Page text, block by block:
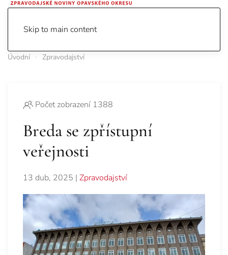
Skip to main content
Úvodní Zpravodajství
Počet zobrazení 1388
Breda se zpřístupní
veřejnosti
13 dub, 2025 | Zpravodajství